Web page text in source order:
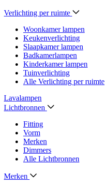
Verlichting per ruimte
Woonkamer lampen
Keukenverlichting
Slaapkamer lampen
Badkamerlampen
Kinderkamer lampen
Tuinverlichting
Alle Verlichting per ruimte
Lavalampen
Lichtbronnen
Fitting
Vorm
Merken
Dimmers
Alle Lichtbronnen
Merken